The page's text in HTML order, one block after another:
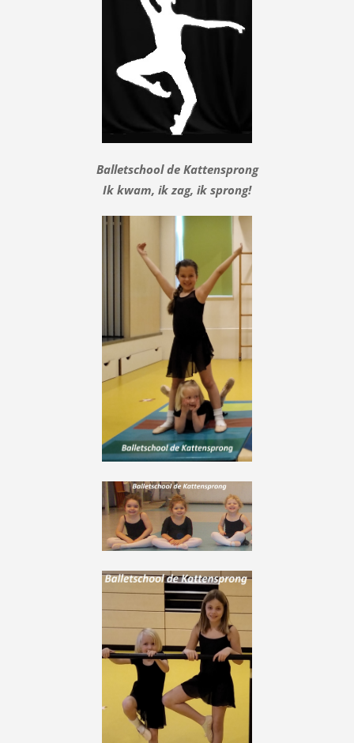
Balletschool de Kattensprong
Ik kwam, ik zag, ik sprong!